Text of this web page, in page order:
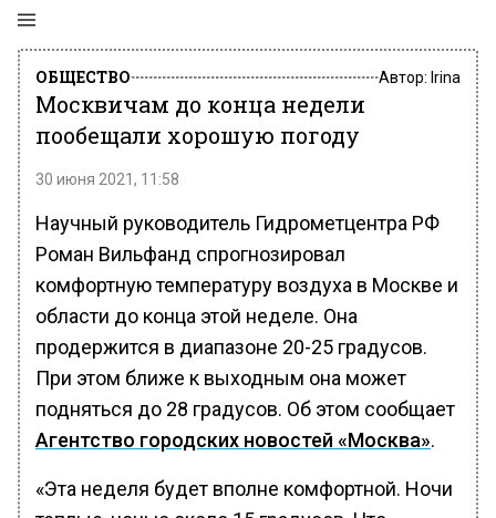
ОБЩЕСТВО Автор: Irina
Москвичам до конца недели
пообещали хорошую погоду
30 июня 2021, 11:58
Научный руководитель Гидрометцентра РФ
Роман Вильфанд спрогнозировал
комфортную температуру воздуха в Москве и
области до конца этой неделе. Она
продержится в диапазоне 20-25 градусов.
При этом ближе к выходным она может
подняться до 28 градусов. Об этом сообщает
Агентство городских новостей «Москва».
«Эта неделя будет вполне комфортной. Ночи